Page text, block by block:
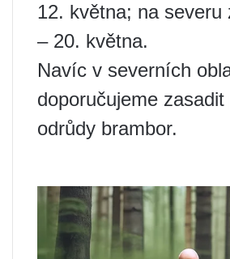
12. května; na severu
– 20. května.
Navíc v severních
doporučujeme
odrůdy brambor.